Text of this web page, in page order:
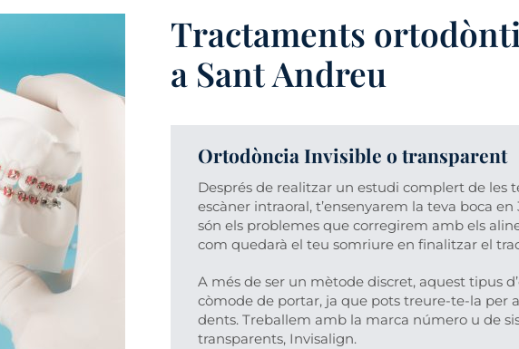
Tractaments
a Sant Andreu
Ortodòncia Invisible o transparent
Després de realitzar un estudi complert de les
escàner intraoral, t’ensenyarem la teva boca
són els problemes que corregirem amb els
com quedarà el teu somriure en finalitzar el
A més de ser un mètode discret, aquest tipus
còmode de portar, ja que pots treure-te-la per
dents. Treballem amb la marca número u de
transparents, Invisalign.